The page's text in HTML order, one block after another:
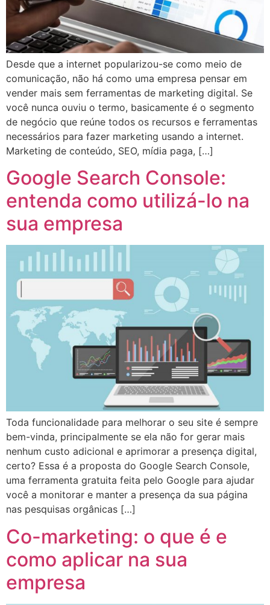
Desde que a internet popularizou-se como meio de
comunicação, não há como uma empresa pensar em
vender mais sem ferramentas de marketing digital. Se
você nunca ouviu o termo, basicamente é o segmento
de negócio que reúne todos os recursos e ferramentas
necessários para fazer marketing usando a internet.
Marketing de conteúdo, SEO, mídia paga, […]
Google Search Console:
entenda como utilizá-lo na
sua empresa
Toda funcionalidade para melhorar o seu site é sempre
bem-vinda, principalmente se ela não for gerar mais
nenhum custo adicional e aprimorar a presença digital,
certo? Essa é a proposta do Google Search Console,
uma ferramenta gratuita feita pelo Google para ajudar
você a monitorar e manter a presença da sua página
nas pesquisas orgânicas […]
Co-marketing: o que é e
como aplicar na sua
empresa